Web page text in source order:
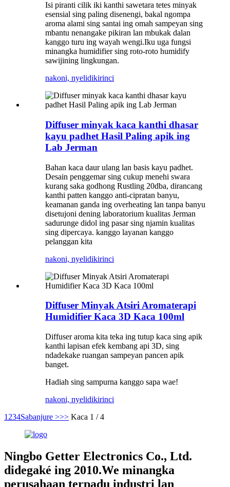
Isi piranti cilik iki kanthi sawetara tetes minyak
esensial sing paling disenengi, bakal ngompa
aroma alami sing santai ing omah sampeyan sing
mbantu nenangake pikiran lan mbukak dalan
kanggo turu ing wayah wengi.Iku uga fungsi
minangka humidifier sing roto-roto humidify
sawijining lingkungan.
nakoni, nyelidikirinci
Diffuser minyak kaca kanthi dhasar
kayu padhet Hasil Paling apik ing
Lab Jerman
Bahan kaca daur ulang lan basis kayu padhet.
Desain penggemar sing cukup menehi swara
kurang saka godhong Rustling 20dba, dirancang
kanthi patten kanggo anti-cipratan banyu,
keamanan ganda ing overheating lan tanpa banyu
disetujoni dening laboratorium kualitas Jerman
sadurunge didol ing pasar sing njamin kualitas
sing dipercaya. kanggo layanan kanggo
pelanggan kita
nakoni, nyelidikirinci
Diffuser Minyak Atsiri Aromaterapi
Humidifier Kaca 3D Kaca 100ml
Diffuser aroma kita teka ing tutup kaca sing apik
kanthi lapisan efek kembang api 3D, sing
ndadekake ruangan sampeyan pancen apik
banget.
Hadiah sing sampurna kanggo sapa wae!
nakoni, nyelidikirinci
1 234Sabanjure >>> Kaca 1 / 4
Ningbo Getter Electronics Co., Ltd.
didegaké ing 2010.We minangka
perusahaan terpadu industri lan